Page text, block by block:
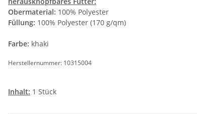
Obermaterial: 100% Polyester
Füllung: 100% Polyester (170 g/qm)
Farbe: khaki
Herstellernummer: 10315004
Inhalt: 1 Stück